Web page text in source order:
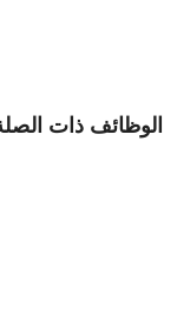
الوظائف ذات